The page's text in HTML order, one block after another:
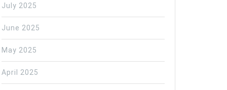
July 2025
June 2025
May 2025
April 2025